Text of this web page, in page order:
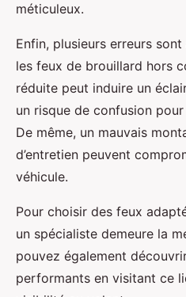
méticuleux.
Enfin, plusieurs erreurs
les feux de brouillard hors
réduite peut induire un
un risque de confusion
De même, un mauvais
d’entretien peuvent
véhicule.
Pour choisir des feux
un spécialiste demeure la
pouvez également
performants en visitant ce